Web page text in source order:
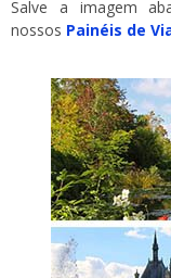
Salve a imagem
nossos Painéis de